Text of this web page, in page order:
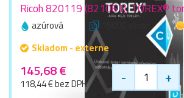
Ricoh 820119 (821061), TOREX®
azúrová
Skladom - externe
145,68 €
118,44 € bez DPH - +